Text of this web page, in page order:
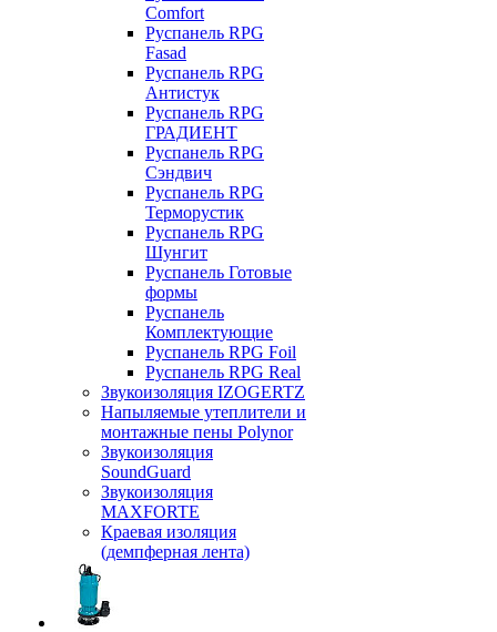
Comfort
Руспанель RPG
Fasad
Руспанель RPG
Антистук
Руспанель RPG
ГРАДИЕНТ
Руспанель RPG
Сэндвич
Руспанель RPG
Терморустик
Руспанель RPG
Шунгит
Руспанель Готовые
формы
Руспанель
Комплектующие
Руспанель RPG Foil
Руспанель RPG Real
Звукоизоляция IZOGERTZ
Напыляемые утеплители и
монтажные пены Polynor
Звукоизоляция
SoundGuard
Звукоизоляция
MAXFORTE
Краевая изоляция
(демпферная лента)